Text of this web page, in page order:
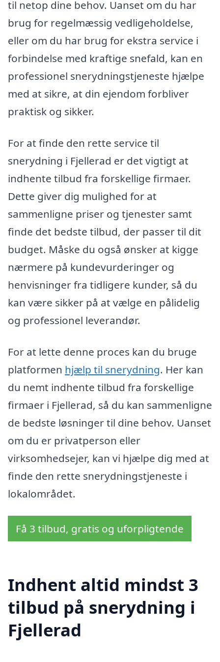
til netop dine behov. Uanset om du har
brug for regelmæssig vedligeholdelse,
eller om du har brug for ekstra service i
forbindelse med kraftige snefald, kan en
professionel snerydningstjeneste hjælpe
med at sikre, at din ejendom forbliver
praktisk og sikker.
For at finde den rette service til
snerydning i Fjellerad er det vigtigt at
indhente tilbud fra forskellige firmaer.
Dette giver dig mulighed for at
sammenligne priser og tjenester samt
finde det bedste tilbud, der passer til dit
budget. Måske du også ønsker at kigge
nærmere på kundevurderinger og
henvisninger fra tidligere kunder, så du
kan være sikker på at vælge en pålidelig
og professionel leverandør.
For at lette denne proces kan du bruge
platformen hjælp til snerydning. Her kan
du nemt indhente tilbud fra forskellige
firmaer i Fjellerad, så du kan sammenligne
de bedste løsninger til dine behov. Uanset
om du er privatperson eller
virksomhedsejer, kan vi hjælpe dig med at
finde den rette snerydningstjeneste i
lokalområdet.
Få 3 tilbud, gratis og uforpligtende
Indhent altid mindst 3
tilbud på snerydning i
Fjellerad